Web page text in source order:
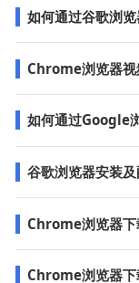
如何通过谷歌浏览
Chrome浏览器视
如何通过Google
谷歌浏览器安装
Chrome浏览器下
Chrome浏览器下